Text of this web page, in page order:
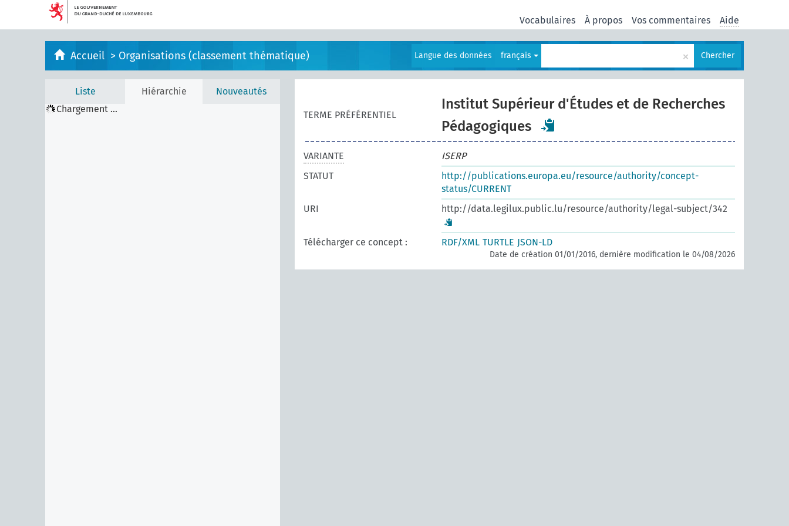
Vocabulaires À propos Vos commentaires Aide
Accueil > Organisations (classement thématique) Langue des données français × Chercher
Liste Hiérarchie
Nouveautés
Chargement ...
TERME PRÉFÉRENTIEL
Institut Supérieur d'Études et de Recherches
Pédagogiques
VARIANTE
ISERP
STATUT
http://publications.europa.eu/resource/authority/concept-
status/CURRENT
URI
http://data.legilux.public.lu/resource/authority/legal-subject/342
Télécharger ce concept : RDF/XML TURTLE JSON-LD
Date de création 01/01/2016, dernière modification le 04/08/2026